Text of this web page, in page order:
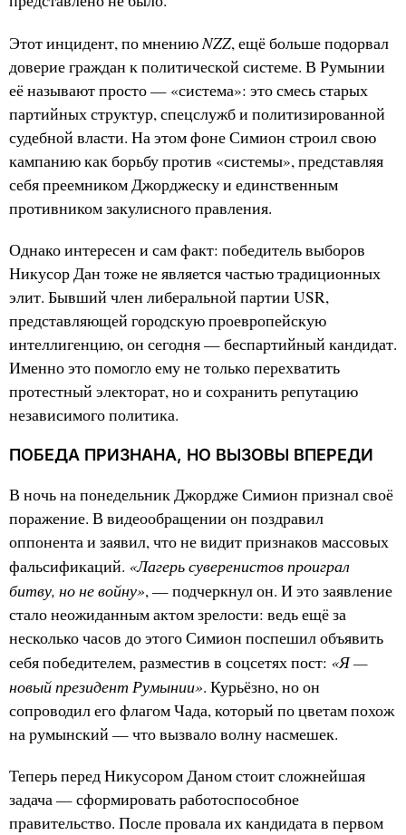
Этот инцидент, по мнениюNZZ, ещё больше подорвал
доверие граждан к политической системе. В Румынии
её называют просто — «система»: это смесь старых
партийных структур, спецслужб и политизированной
судебной власти. На этом фоне Симион строил свою
кампанию как борьбу против «системы», представляя
себя преемником Джорджеску и единственным
противником закулисного правления.
Однако интересен и сам факт: победитель выборов
Никусор Дан тоже не является частью традиционных
элит. Бывший член либеральной партии USR,
представляющей городскую проевропейскую
интеллигенцию, он сегодня — беспартийный кандидат.
Именно это помогло ему не только перехватить
протестный электорат, но и сохранить репутацию
независимого политика.
ПОБЕДА ПРИЗНАНА, НО ВЫЗОВЫ ВПЕРЕДИ
В ночь на понедельник Джордже Симион признал своё
поражение. В видеообращении он поздравил
оппонента и заявил, что не видит признаков массовых
фальсификаций. «Лагерь суверенистов проиграл
битву, но не войну», — подчеркнул он. И это заявление
стало неожиданным актом зрелости: ведь ещё за
несколько часов до этого Симион поспешил объявить
себя победителем, разместив в соцсетях пост: «Я —
новый президент Румынии». Курьёзно, но он
сопроводил его флагом Чада, который по цветам похож
на румынский — что вызвало волну насмешек.
Теперь перед Никусором Даном стоит сложнейшая
задача — сформировать работоспособное
правительство. После провала их кандидата в первом